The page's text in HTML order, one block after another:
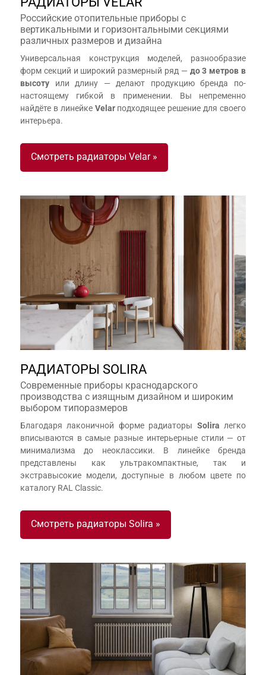
Российские отопительные приборы с
вертикальными и горизонтальными секциями
различных размеров и дизайна
Универсальная конструкция моделей, разнообразие
форм секций и широкий размерный ряд — до 3 метров в
высоту или длину — делают продукцию бренда по-
настоящему гибкой в применении. Вы непременно
найдёте в линейке Velarподходящее решение для своего
интерьера.
Смотреть радиаторы Velar »
РАДИАТОРЫ SOLIRA
Современные приборы краснодарского
производства с изящным дизайном и широким
выбором типоразмеров
Благодаря лаконичной форме радиаторы Solira легко
вписываются в самые разные интерьерные стили — от
минимализма до неоклассики. В линейке бренда
представлены как ультракомпактные, так и
экстравысокие модели, доступные в любом цвете по
каталогу RAL Classic.
Смотреть радиаторы Solira »